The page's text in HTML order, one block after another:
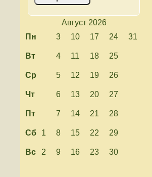
Август 2026
Пн
3 10 17 24 31
Вт 4 11 18 25
Ср 5 12 19 26
Чт 6 13 20 27
Пт 7 14 21 28
Сб 1 8 15 22 29
Вс 2 9 16 23 30